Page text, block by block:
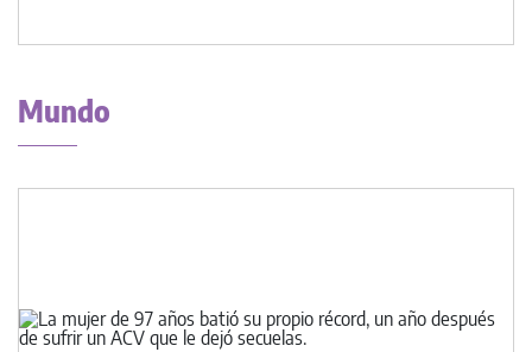
Mundo